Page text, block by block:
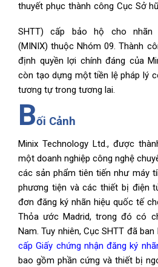
thuyết phục thành công Cục Sở
SHTT) cấp bảo hộ cho nhãn
(MINIX) thuộc Nhóm 09. Thành
định quyền lợi chính đáng của
còn tạo dựng một tiền lệ pháp lý
tương tự trong tương lai.
Bối Cảnh
Minix Technology Ltd., được
một doanh nghiệp công nghệ
các sản phẩm tiên tiến như máy
phương tiện và các thiết bị điện
đơn đăng ký nhãn hiệu quốc tế
Thỏa ước Madrid, trong đó có
Nam. Tuy nhiên, Cục SHTT đã ban
cấp Giấy chứng nhận đăng ký
bao gồm phần cứng và thiết bị